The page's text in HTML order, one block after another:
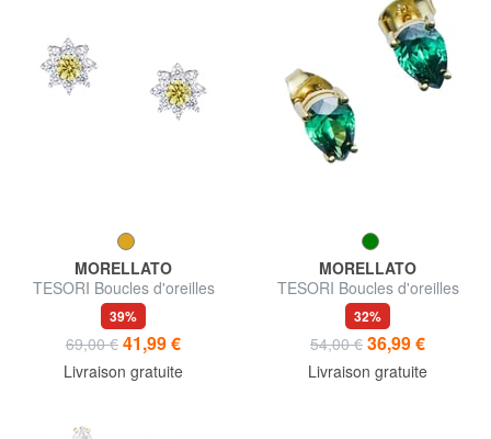
MORELLATO
TESORI Boucles d'oreilles
39%
69,00 € 41,99 €
Livraison gratuite
MORELLATO
TESORI Boucles d'oreilles
32%
54,00 € 36,99 €
Livraison gratuite